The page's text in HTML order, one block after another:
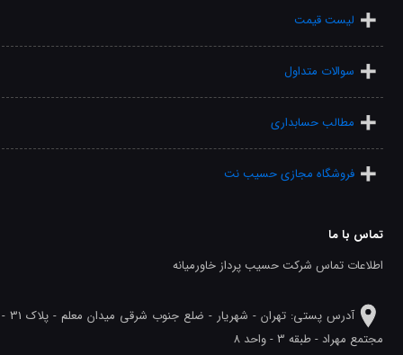
لیست قیمت
سوالات متداول
مطالب حسابداری
فروشگاه مجازی حسیب نت
تماس با ما
اطلاعات تماس شرکت حسیب پرداز خاورمیانه
آدرس پستی: تهران - شهريار - ضلع جنوب شرقی میدان معلم - پلاک 31 -
مجتمع مهراد - طبقه 3 - واحد 8